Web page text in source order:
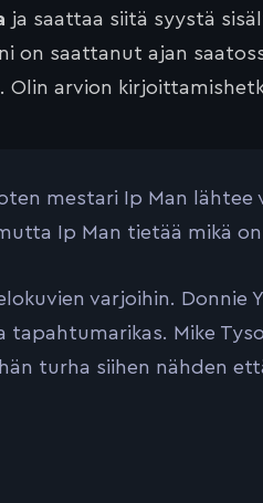
ja saattaa siitä syystä
on saattanut ajan
Olin arvion
mestari Ip Man lähtee
Ip Man tietää mikä
varjoihin. Donnie
Mike
turha siihen nähden